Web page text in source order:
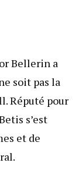
Bellerin a
soit pas la
Réputé pour
s’est
et de